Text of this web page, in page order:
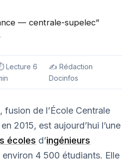
— centrale-supelec”
Lecture 6
✍️ Rédaction
Docinfos
fusion de l’École Centrale
2015, est aujourd’hui l’une
écoles d’ingénieurs
environ 4 500 étudiants. Elle